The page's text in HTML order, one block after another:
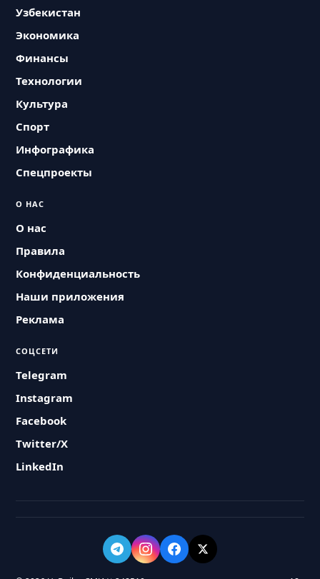
Узбекистан
Экономика
Финансы
Технологии
Культура
Спорт
Инфографика
Спецпроекты
О НАС
О нас
Правила
Конфиденциальность
Наши приложения
Реклама
СОЦСЕТИ
Telegram
Instagram
Facebook
Twitter/X
LinkedIn